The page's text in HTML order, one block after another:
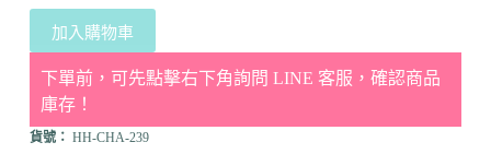
加入購物車
下單前，可先點擊右下角詢問 LINE 客服，確認商品
庫存！
貨號： HH-CHA-239